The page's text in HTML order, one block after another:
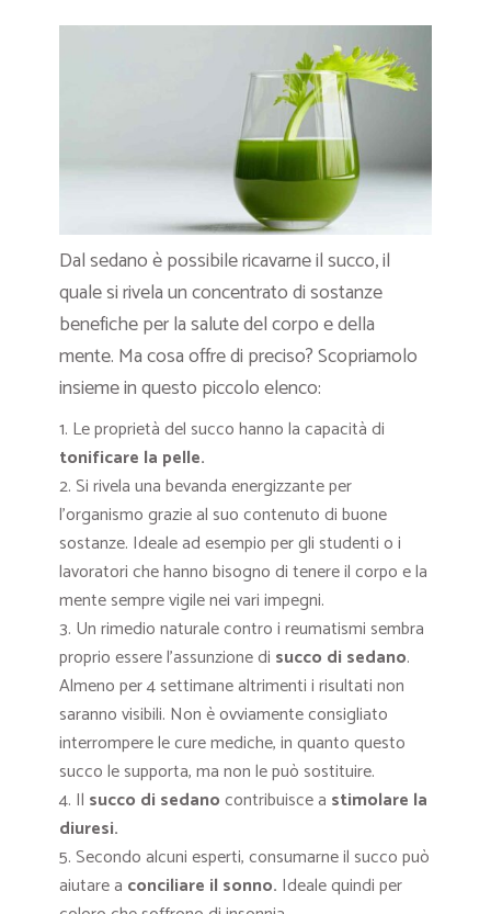
Dal sedano è possibile ricavarne il succo, il
quale si rivela un concentrato di sostanze
benefiche per la salute del corpo e della
mente. Ma cosa offre di preciso? Scopriamolo
insieme in questo piccolo elenco:
Le proprietà del succo hanno la capacità di
tonificare la pelle.
Si rivela una bevanda energizzante per
l’organismo grazie al suo contenuto di buone
sostanze. Ideale ad esempio per gli studenti o i
lavoratori che hanno bisogno di tenere il corpo e la
mente sempre vigile nei vari impegni.
Un rimedio naturale contro i reumatismi sembra
proprio essere l’assunzione di succo di sedano.
Almeno per 4 settimane altrimenti i risultati non
saranno visibili. Non è ovviamente consigliato
interrompere le cure mediche, in quanto questo
succo le supporta, ma non le può sostituire.
Il succo di sedanocontribuisce a stimolare la
diuresi.
Secondo alcuni esperti, consumarne il succo può
aiutare a conciliare il sonno. Ideale quindi per